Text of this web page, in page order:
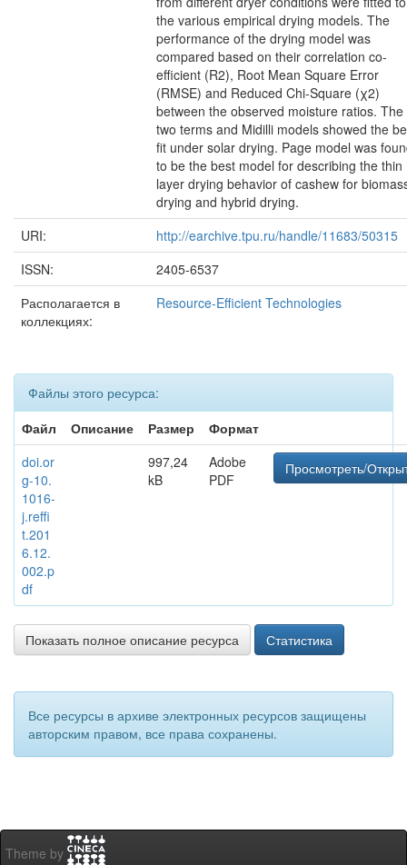
the various empirical drying models. The
performance of the drying model was
compared based on their correlation co-
efficient (R2), Root Mean Square Error
(RMSE) and Reduced Chi-Square (χ2)
between the observed moisture ratios. The
two terms and Midilli models showed the
fit under solar drying. Page model was
to be the best model for describing the thin
layer drying behavior of cashew for
drying and hybrid drying.
URI:
http://earchive.tpu.ru/handle/11683/50315
ISSN:
2405-6537
Располагается в
коллекциях:
Resource-Efficient Technologies
Файлы этого ресурса:
Файл
Описание Размер
Формат
doi.or
g-10.
1016-
j.reffi
t.201
6.12.
002.p
df
997,24
kB
Adobe
PDF
Просмотреть/
Показать полное описание ресурса Статистика
Все ресурсы в архиве электронных ресурсов защищены
авторским правом, все права сохранены.
Theme by